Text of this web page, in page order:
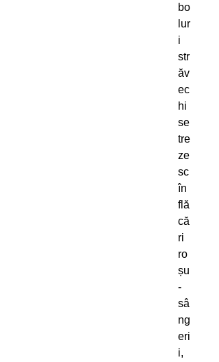
bo
lur
i
str
ăv
ec
hi
se
tre
ze
sc
în
flă
că
ri
ro
șu
-
sâ
ng
eri
i,